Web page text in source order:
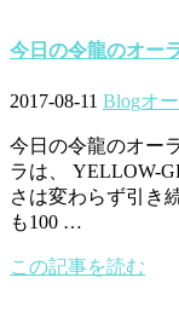
今日の令龍のオー
2017-08-11 Blogオ
今日の令龍のオー
ラは、 YELLOW-
さは変わらず引き
も100 …
この記事を読む